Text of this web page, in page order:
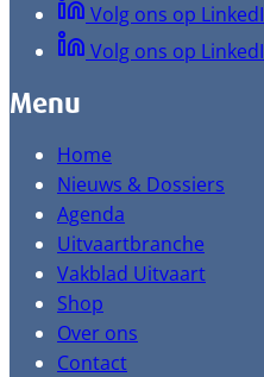
Volg ons op
Volg ons op
Menu
Home
Nieuws & Dossiers
Agenda
Uitvaartbranche
Vakblad Uitvaart
Shop
Over ons
Contact